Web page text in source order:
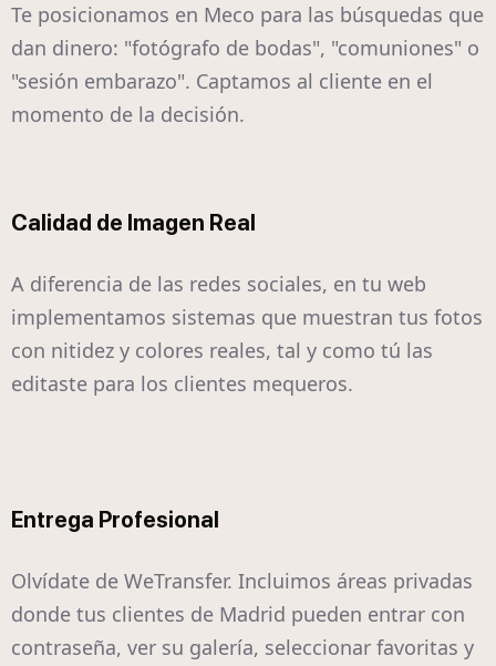
Te posicionamos en Meco para las búsquedas que
dan dinero: "fotógrafo de bodas", "comuniones" o
"sesión embarazo". Captamos al cliente en el
momento de la decisión.
Calidad de Imagen Real
A diferencia de las redes sociales, en tu web
implementamos sistemas que muestran tus fotos
con nitidez y colores reales, tal y como tú las
editaste para los clientes mequeros.
Entrega Profesional
Olvídate de WeTransfer. Incluimos áreas privadas
donde tus clientes de Madrid pueden entrar con
contraseña, ver su galería, seleccionar favoritas y